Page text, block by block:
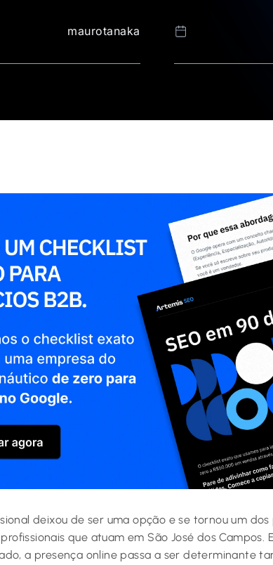
maurotanaka
deixou de ser uma opção e se tornou um
que atuam em São José dos Campos.
a presença online passa a ser determinante